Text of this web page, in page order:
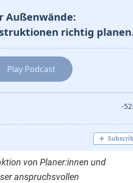
von Planer:innen und
anspruchsvollen